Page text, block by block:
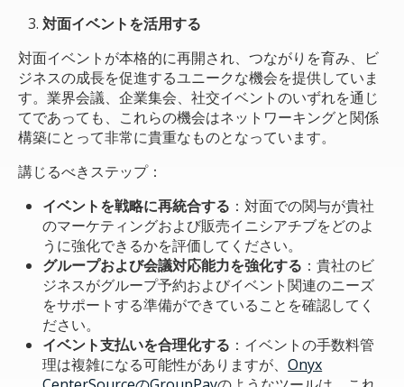
対面イベントを活用する
対面イベントが本格的に再開され、つながりを育み、ビ
ジネスの成長を促進するユニークな機会を提供していま
す。業界会議、企業集会、社交イベントのいずれを通じ
てであっても、これらの機会はネットワーキングと関係
構築にとって非常に貴重なものとなっています。
講じるべきステップ：
イベントを戦略に再統合する ：対面での関与が貴社
のマーケティングおよび販売イニシアチブをどのよ
うに強化できるかを評価してください。
グループおよび会議対応能力を強化する ：貴社のビ
ジネスがグループ予約およびイベント関連のニーズ
をサポートする準備ができていることを確認してく
ださい。
イベント支払いを合理化する ：イベントの手数料管
理は複雑になる可能性がありますが、Onyx